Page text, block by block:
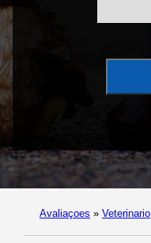
Avaliaçoes » Veterinario